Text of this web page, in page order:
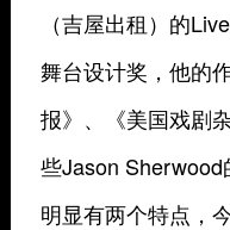
（吉屋出租） 的
舞台设计奖，他的
报》、《美国戏剧
些Jason
明显有两个特点，